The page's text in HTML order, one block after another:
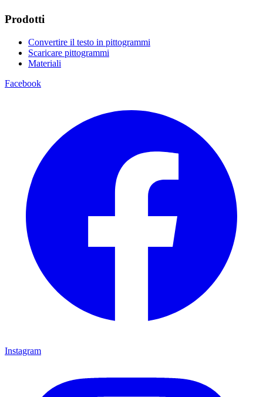
Prodotti
Convertire il testo in pittogrammi
Scaricare pittogrammi
Materiali
Facebook
Instagram